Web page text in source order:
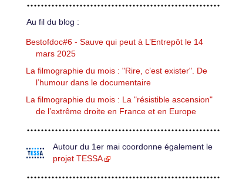
Au fil du blog :
Bestofdoc#6 - Sauve qui peut à L’Entrepôt le 14
mars 2025
La filmographie du mois : "Rire, c’est exister". De
l’humour dans le documentaire
La filmographie du mois : La "résistible ascension"
de l’extrême droite en France et en Europe
Autour du 1er mai coordonne également le
projet TESSA